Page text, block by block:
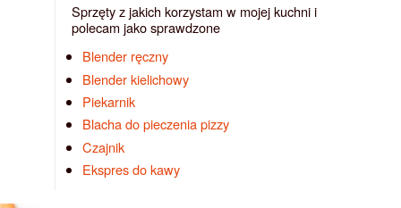
Sprzęty z jakich korzystam w mojej kuchni i
polecam jako sprawdzone
Blender ręczny
Blender kielichowy
Piekarnik
Blacha do pieczenia pizzy
Czajnik
Ekspres do kawy